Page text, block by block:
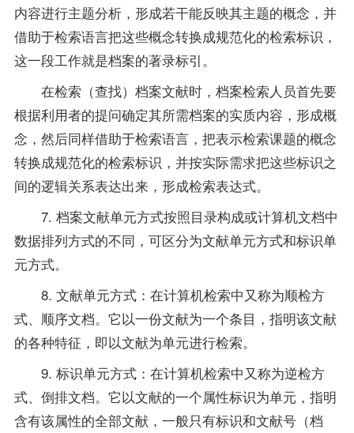
内容进行主题分析，形成若干能反映其主题的概念，并
借助于检索语言把这些概念转换成规范化的检索标识，
这一段工作就是档案的著录标引。
在检索（查找）档案文献时，档案检索人员首先要
根据利用者的提问确定其所需档案的实质内容，形成概
念，然后同样借助于检索语言，把表示检索课题的概念
转换成规范化的检索标识，并按实际需求把这些标识之
间的逻辑关系表达出来，形成检索表达式。
7. 档案文献单元方式按照目录构成或计算机文档中
数据排列方式的不同，可区分为文献单元方式和标识单
元方式。
8. 文献单元方式：在计算机检索中又称为顺检方
式、顺序文档。它以一份文献为一个条目，指明该文献
的各种特征，即以文献为单元进行检索。
9. 标识单元方式：在计算机检索中又称为逆检方
式、倒排文档。它以文献的一个属性标识为单元，指明
含有该属性的全部文献，一般只有标识和文献号（档